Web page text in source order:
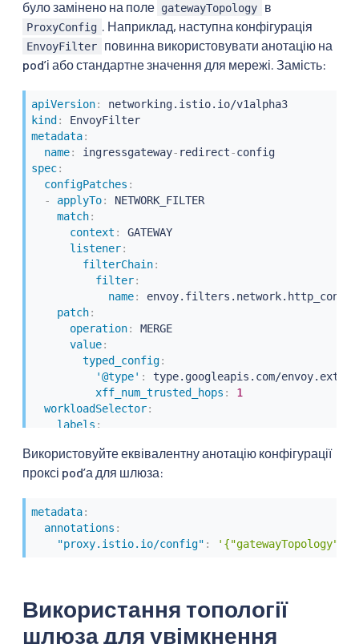
було замінено на поле gatewayTopology в
ProxyConfig . Наприклад, наступна конфігурація
EnvoyFilter
повинна використовувати анотацію на
podʼі або стандартне значення для мережі. Замість:
apiVersion:
networking.istio.io/v1alpha3
kind:
EnvoyFilter
metadata:
name: ingressgateway- redirect-
config
spec:
configPatches :
-
applyTo:
NETWORK_FILTER
match:
context :
GATEWAY
listener:
filterChain:
filter:
name:
patch:
operation:
MERGE
value:
typed_config:
'@type' :
type.googleapis.com/
xff_num_trusted_hops :
1
workloadSelector:
labels :
Використовуйте еквівалентну анотацію конфігурації
проксі podʼа для шлюза:
metadata:
annotations :
"proxy.istio.io/config" : '{"gatewayTopology"
Використання топології
шлюза для увімкнення